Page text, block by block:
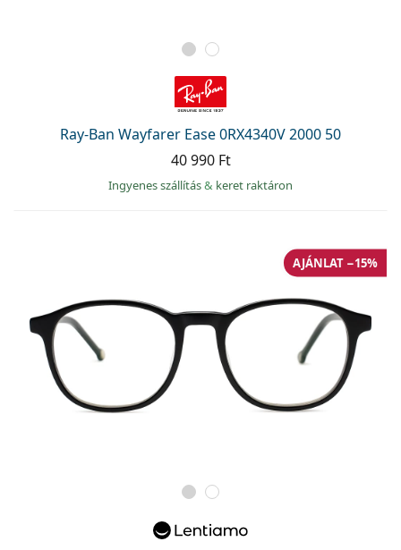
Ray-Ban Wayfarer Ease 0RX4340V 2000 50
40 990 Ft
Ingyenes szállítás& keret raktáron
AJÁNLAT −15%